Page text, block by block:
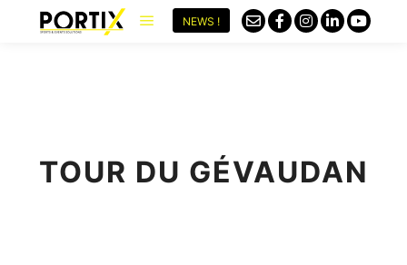
NEWS !
TOUR DU GÉVAUDAN